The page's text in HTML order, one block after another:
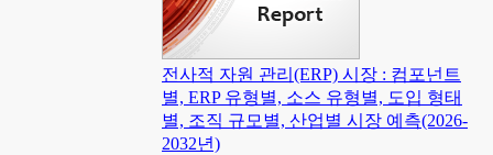
전사적 자원 관리(ERP) 시장 : 컴포넌트
별, ERP 유형별, 소스 유형별, 도입 형태
별, 조직 규모별, 산업별 시장 예측(2026-
2032년)